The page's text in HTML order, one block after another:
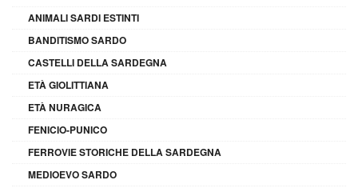
ANIMALI SARDI ESTINTI
BANDITISMO SARDO
CASTELLI DELLA SARDEGNA
ETÀ GIOLITTIANA
ETÀ NURAGICA
FENICIO-PUNICO
FERROVIE STORICHE DELLA SARDEGNA
MEDIOEVO SARDO